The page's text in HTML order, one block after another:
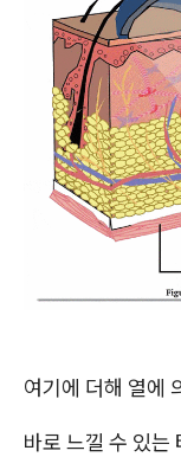
여기에 더해 열에
바로 느낄 수 있는